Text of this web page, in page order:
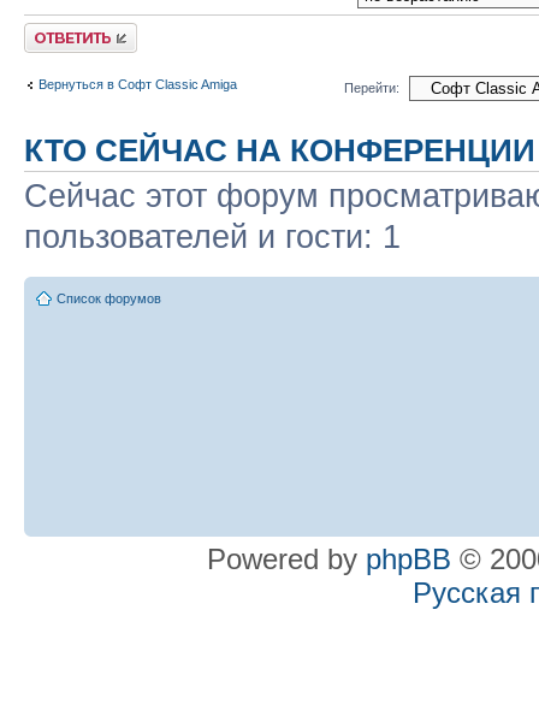
Ответить
Вернуться в Софт Classic Amiga Перейти:
КТО СЕЙЧАС НА КОНФЕРЕНЦИИ
Сейчас этот форум
пользователей и гости: 1
Список форумов
Powered by phpBB ©
Русская